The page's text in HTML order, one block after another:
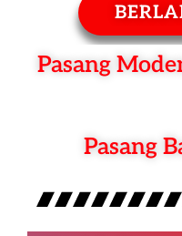
Pasang
Pasang